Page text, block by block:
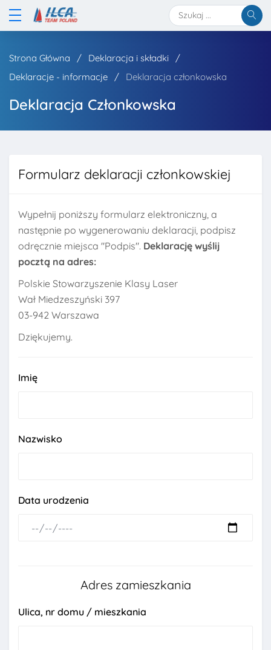
Strona Główna
Deklaracja i składki
Deklaracje - informacje
Deklaracja członkowska
Deklaracja Członkowska
Formularz deklaracji członkowskiej
Wypełnij poniższy formularz elektroniczny, a
następnie po wygenerowaniu deklaracji, podpisz
odręcznie miejsca "Podpis". Deklarację wyślij
pocztą na adres:
Polskie Stowarzyszenie Klasy Laser
Wał Miedzeszyński 397
03-942 Warszawa
Dziękujemy.
Imię
Nazwisko
Data urodzenia
Adres zamieszkania
Ulica, nr domu / mieszkania